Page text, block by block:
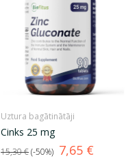
Uztura bagātinātāji
Cinks 25 mg
Standarta
cena
15,30 € -50% Cena
7,65 €